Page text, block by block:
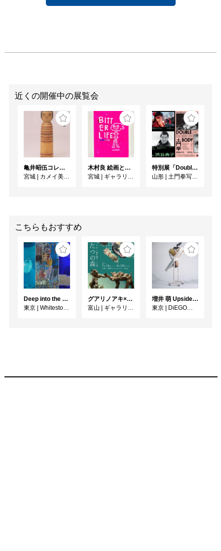
近くの開催中の展覧会
亀井昭伍コレクションより 「古作こけし名品展」 （2026年度）
宮城
カメイ美術館
木村良 絵画と作陶展「BITTER LIFE」
宮城
ギャラリー ターンアラウンド
特別展「Double Body ー 細江英公と土門拳」 ／ 同時開催 KDMoP Photo Selection 渋谷典子「竹の子族 / 映画の人びと」
山形
土門拳写真美術館
こちらもおすすめ
Deep into the Blue―蒼の深層へ：木梨アイネ、名坂千吉郎、猪熊克芳
東京
Whitestone Gallery
グアリノアキ×桜井裕子 二人展 ふたつの森
富山
ギャラリー1045 富山
増井 萌 Upside-Down
東京
DiEGO表参道